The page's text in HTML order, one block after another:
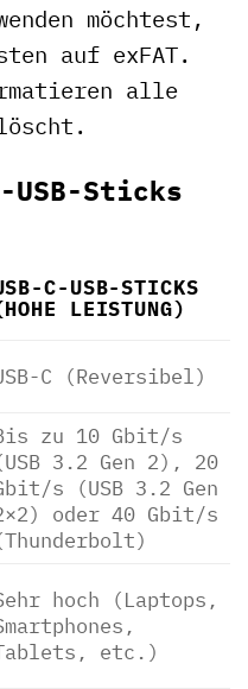
möchtest,
auf exFAT.
alle
USB-Sticks
C-USB-STICKS
LEISTUNG)
C (Reversibel)
zu 10 Gbit/s
3.2 Gen 2), 20
s (USB 3.2 Gen
oder 40 Gbit/s
hoch (Laptops,
etc.)